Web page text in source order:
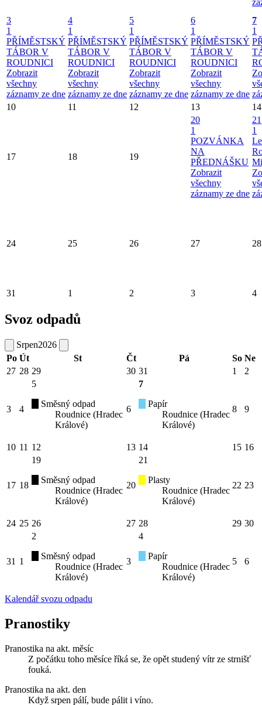
3
1
PŘÍMĚSTSKÝ
TÁBOR V
ROUDNICI
Zobrazit
všechny
záznamy ze dne
4
1
PŘÍMĚSTSKÝ
TÁBOR V
ROUDNICI
Zobrazit
všechny
záznamy ze dne
5
1
PŘÍMĚSTSKÝ
TÁBOR V
ROUDNICI
Zobrazit
všechny
záznamy ze dne
6
1
PŘÍMĚSTSKÝ
TÁBOR V
ROUDNICI
Zobrazit
všechny
záznamy ze dne
7
1
10
11 12 13 14
17 18 19
20
1
POZVÁNKA
NA
PŘEDNÁŠKU
Zobrazit
všechny
záznamy ze dne
21
1
24 25 26 27 28
31 1 2 3 4
Svoz odpadů
Srpen2026
Po Út St Čt Pá So Ne
27 28 29 30 31 1 2
3 4
5
Směsný odpad
Roudnice (Hradec
Králové)
6
7
Papír
Roudnice (Hradec
Králové)
8 9
10 11 12 13 14 15 16
17 18
19
Směsný odpad
Roudnice (Hradec
Králové)
20
21
Plasty
Roudnice (Hradec
Králové)
22 23
24 25 26 27 28 29 30
31 1
2
Směsný odpad
Roudnice (Hradec
Králové)
3
4
Papír
Roudnice (Hradec
Králové)
5 6
Kalendář svozu odpadu
Pranostiky
Pranostika na akt. měsíc
Z počátku toho měsíce říká se, že opět studený vítr ze strnišť
fouká.
Pranostika na akt. den
Když srpen pálí, bude pálit i víno.